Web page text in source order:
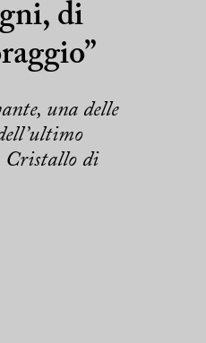
di
una delle
Cristallo di